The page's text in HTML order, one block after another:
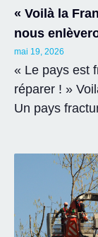
« Voilà la
nous
mai 19, 2026
« Le pays est
réparer ! »
Un pays